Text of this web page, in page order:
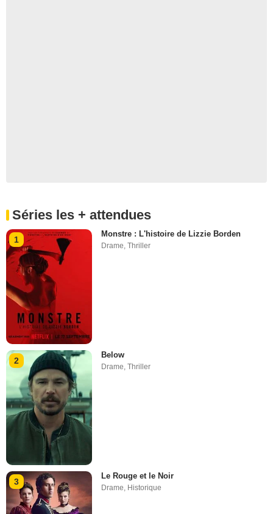
Séries les + attendues
1
Monstre : L'histoire de Lizzie Borden
Drame ,Thriller
2
Below
Drame,Thriller
3
Le Rouge et le Noir
Drame, Historique